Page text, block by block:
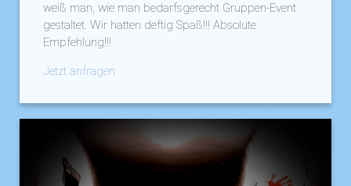
weiß man, wie man bedarfsgerecht Gruppen-Event
gestaltet. Wir hatten deftig Spaß!!! Absolute
Empfehlung!!!
Jetzt anfragen